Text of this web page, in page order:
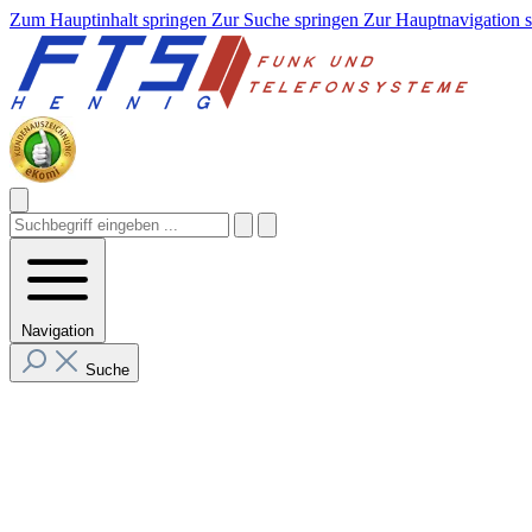
Zum Hauptinhalt springen Zur Suche springen Zur Hauptnavigation
Navigation
Suche